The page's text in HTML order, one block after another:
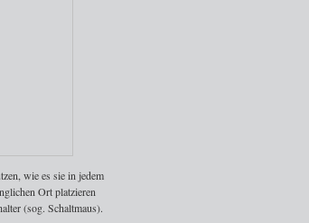
wie es sie in jedem
Ort platzieren
(sog. Schaltmaus).